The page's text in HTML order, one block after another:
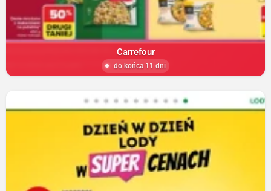
Carrefour
do końca 11 dni